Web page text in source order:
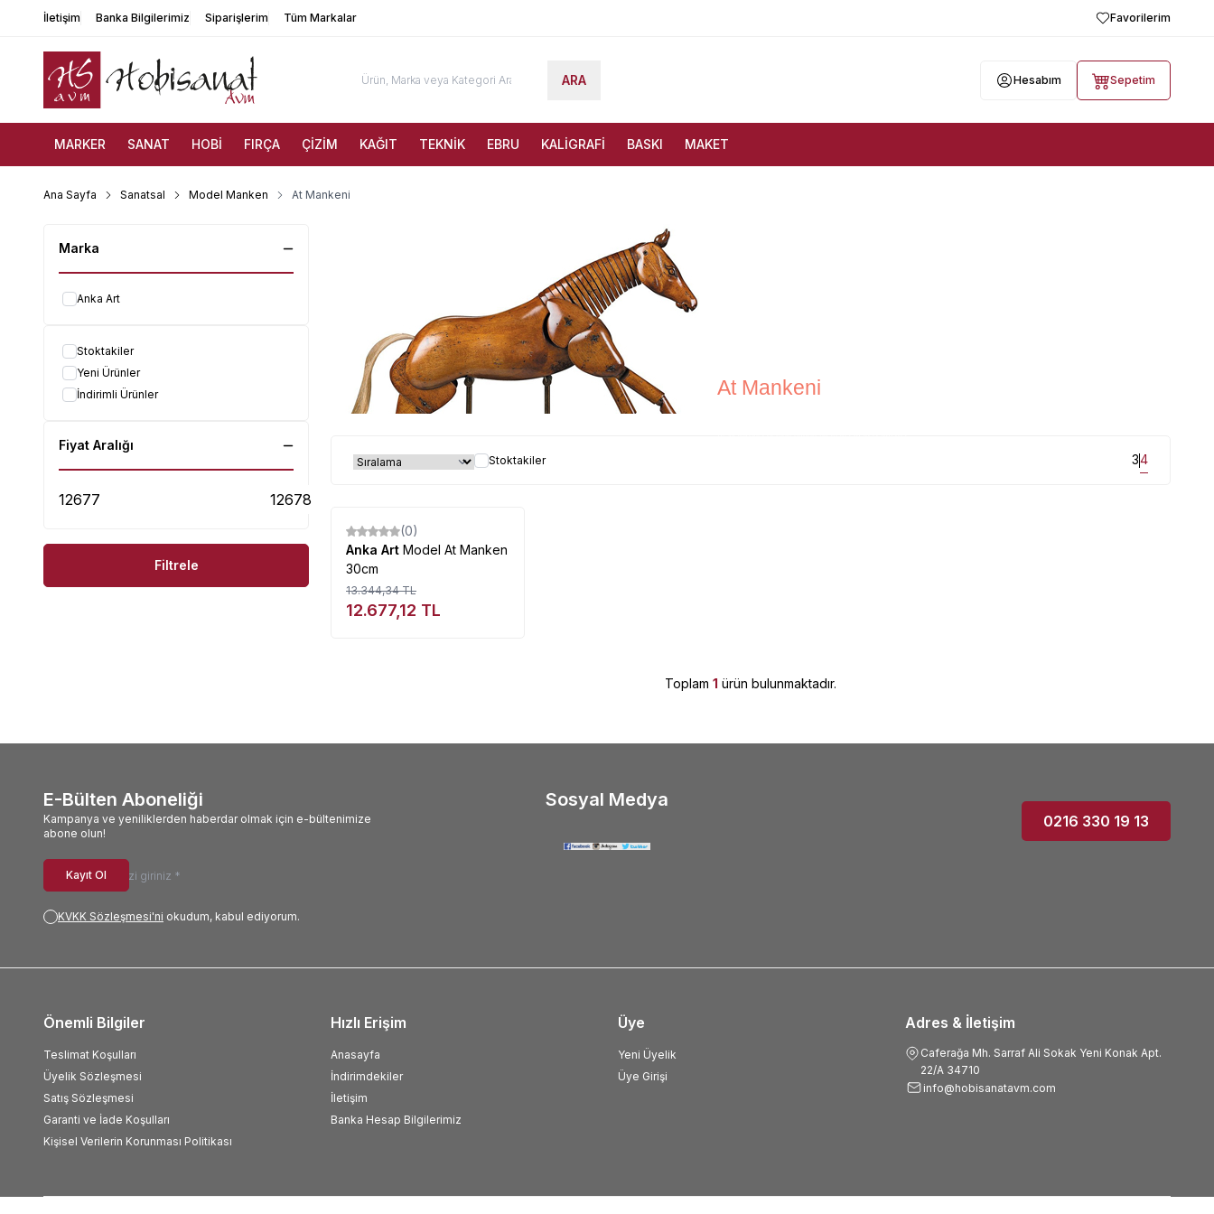
İletişim Banka Bilgilerimiz Siparişlerim Tüm Markalar Favorilerim
ARA Hesabım Sepetim
MARKER SANAT HOBİ FIRÇA ÇİZİM KAĞIT TEKNİK EBRU KALİGRAFİ BASKI MAKET
Ana Sayfa Sanatsal Model Manken At Mankeni
Marka
Anka Art
Stoktakiler
Yeni Ürünler
İndirimli Ürünler
Fiyat Aralığı
Filtrele
At Mankeni
Stoktakiler 34
%5
(0)
Anka Art Model At Manken
30cm
13.344,34TL
12.677,12 TL
Toplam 1 ürün bulunmaktadır.
E-Bülten Aboneliği
Kampanya ve yeniliklerden haberdar olmak için e-bültenimize
abone olun!
Kayıt Ol
KVKK Sözleşmesi'ni okudum, kabul ediyorum.
Sosyal Medya
0216 330 19 13
Adres & İletişim
Caferağa Mh. Sarraf Ali Sokak Yeni Konak Apt.
22/A 34710
info@hobisanatavm.com
Önemli Bilgiler
Teslimat Koşulları
Üyelik Sözleşmesi
Satış Sözleşmesi
Garanti ve İade Koşulları
Kişisel Verilerin Korunması Politikası
Hızlı Erişim
Anasayfa
İndirimdekiler
İletişim
Banka Hesap Bilgilerimiz
Üye
Yeni Üyelik
Üye Girişi